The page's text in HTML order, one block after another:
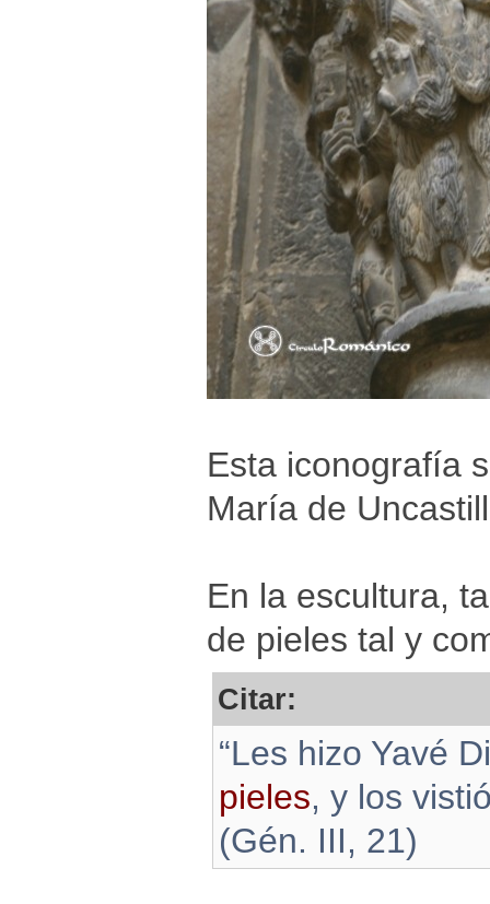
Esta iconografía
María de
En la escultura,
de pieles tal y
Citar:
“Les hizo Yavé
pieles, y los
(Gén. III, 21)